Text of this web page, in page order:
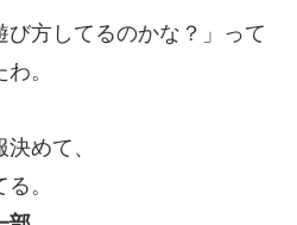
び方してるのかな？」って
。
めて、
。